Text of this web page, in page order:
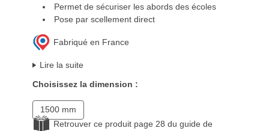
Permet de sécuriser les abords des écoles
Pose par scellement direct
Fabriqué en France
Lire la suite
Choisissez la dimension :
1500 mm
Retrouver ce produit page 28 du guide de